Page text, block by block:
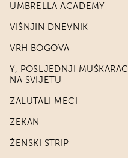
UMBRELLA ACADEMY
VIŠNJIN DNEVNIK
VRH BOGOVA
Y, POSLJEDNJI MUŠKARAC
NA SVIJETU
ZALUTALI MECI
ZEKAN
ŽENSKI STRIP